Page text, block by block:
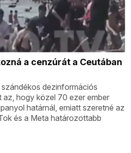
a cenzúrát a Ceutában
dezinformációs
az, hogy közel 70 ezer ember
határnál, emiatt szeretné az
és a Meta határozottabb